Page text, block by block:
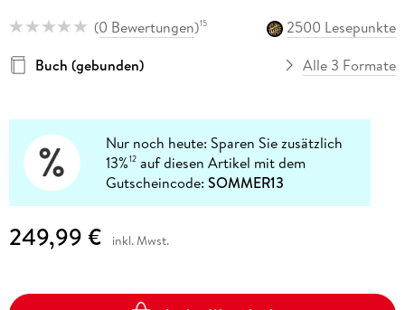
(0 Bewertungen)15
2500 Lesepunkte
Buch (gebunden)
Alle 3 Formate
Nur noch heute: Sparen Sie zusätzlich
13%12 auf diesen Artikel mit dem
Gutscheincode:SOMMER13
249,99 € inkl. Mwst.